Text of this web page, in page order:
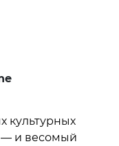
культурных
— и весомый